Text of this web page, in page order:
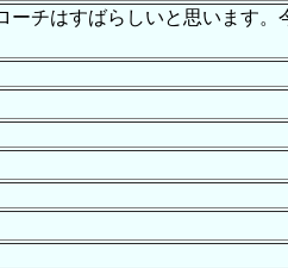
チはすばらしいと思います。